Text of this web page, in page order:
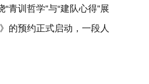
训哲学”与“建队心得”展
的预约正式启动，一段人